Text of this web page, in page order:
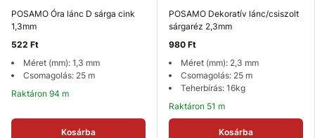
POSAMO Óra lánc D sárga cink
1,3mm
522 Ft
Méret (mm): 1,3 mm
Csomagolás: 25 m
Raktáron 94 m
Kosárba
POSAMO Dekoratív lánc/csiszolt
sárgaréz 2,3mm
980 Ft
Méret (mm): 2,3 mm
Csomagolás: 25 m
Teherbírás: 16kg
Raktáron 51 m
Kosárba